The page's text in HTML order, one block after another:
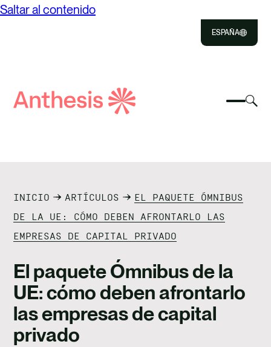
Saltar al contenido
ESPAÑA
IMPACTO
RECURSOS
TALENTO
CONTACTO
Búsqueda
INICIO ARTÍCULOS
EL PAQUETE ÓMNIBUS
DE LA UE: CÓMO DEBEN AFRONTARLO LAS
EMPRESAS DE CAPITAL PRIVADO
El paquete Ómnibus de la
UE: cómo deben afrontarlo
las empresas de capital
privado